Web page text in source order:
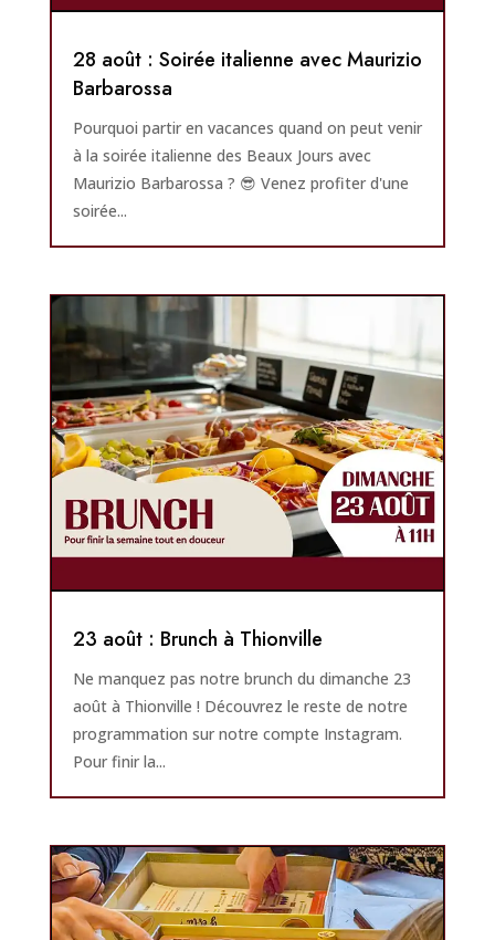
28 août : Soirée italienne avec Maurizio
Barbarossa
Pourquoi partir en vacances quand on peut venir
à la soirée italienne des Beaux Jours avec
Maurizio Barbarossa ? 😎 Venez profiter d'une
soirée...
23 août : Brunch à Thionville
Ne manquez pas notre brunch du dimanche 23
août à Thionville ! Découvrez le reste de notre
programmation sur notre compte Instagram.
Pour finir la...